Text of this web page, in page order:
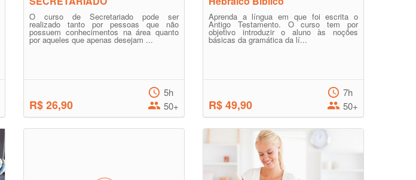
O curso de Secretariado pode ser
realizado tanto por pessoas que não
possuem conhecimentos na área quanto
por aqueles que apenas desejam ...
R$ 26,90
5h
50+
Aprenda a língua em que foi escrita o
Antigo Testamento. O curso tem por
objetivo introduzir o aluno às noções
básicas da gramática da lí...
R$ 49,90
7h
50+